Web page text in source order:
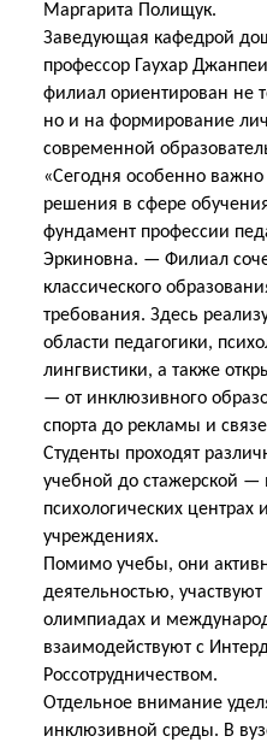
Маргарита Полищук.
Заведующая кафедрой
профессор Гаухар
филиал ориентирован не
но и на формирование
современной
«Сегодня особенно
решения в сфере
фундамент профессии
Эркиновна. — Филиал
классического
требования. Здесь
области педагогики,
лингвистики, а также
— от инклюзивного
спорта до рекламы и
Студенты проходят
учебной до стажерской —
психологических
учреждениях.
Помимо учебы, они
деятельностью,
олимпиадах и
взаимодействуют с
Россотрудничеством.
Отдельное внимание
инклюзивной среды. В